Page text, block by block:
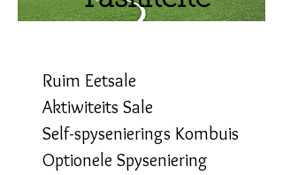
Ruim Eetsale
Aktiwiteits Sale
Self-spysenierings Kombuis
Optionele Spyseniering